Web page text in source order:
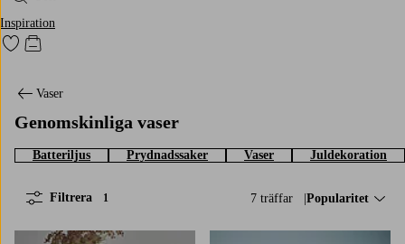
Inspiration
Gå till favoritmarkerade produkter
Gå till kundvagnen
Vaser
Genomskinliga vaser
Batteriljus Prydnadssaker Vaser Juldekoration
7 träffar Sortera på:
Popularitet
Filtrera 1